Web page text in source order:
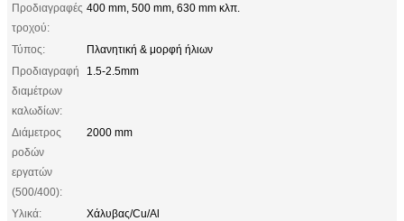
Προδιαγραφές
τροχού:
400 mm, 500 mm, 630 mm κλπ.
Τύπος:
Πλανητική & μορφή ήλιων
Προδιαγραφή
διαμέτρων
καλωδίων:
1.5-2.5mm
Διάμετρος
ροδών
εργατών
(500/400):
2000 mm
Υλικά:
Χάλυβας/Cu/Al